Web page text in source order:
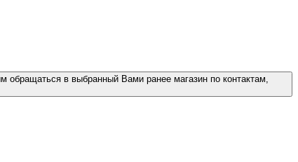
обращаться в выбранный Вами ранее магазин по контактам,